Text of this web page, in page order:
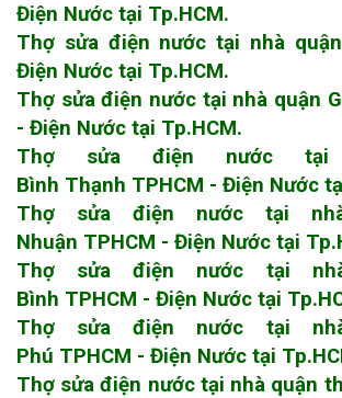
Điện Nước tại Tp.HCM.
Thợ sửa điện nước tại nhà
Điện Nước tại Tp.HCM.
Thợ sửa điện nước tại nhà quận
- Điện Nước tại Tp.HCM.
Thợ sửa điện nước tại
Bình Thạnh TPHCM - Điện Nước
Thợ sửa điện nước tại
Nhuận TPHCM - Điện Nước tại
Thợ sửa điện nước tại
Bình TPHCM - Điện Nước tại
Thợ sửa điện nước tại
Phú TPHCM - Điện Nước tại
Thợ sửa điện nước tại nhà quận